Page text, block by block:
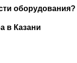
оборудования?